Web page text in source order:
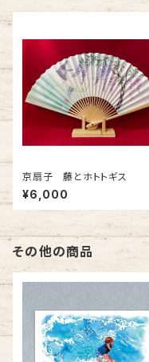
京扇子 藤とホトトギス
¥6,000
その他の商品